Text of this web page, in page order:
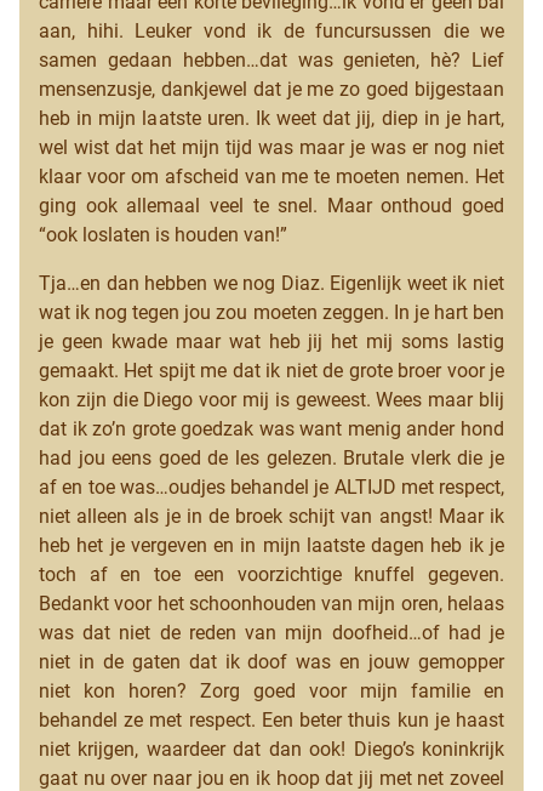
aan, hihi. Leuker vond ik de funcursussen die we
samen gedaan hebben…dat was genieten, hè? Lief
mensenzusje, dankjewel dat je me zo goed bijgestaan
heb in mijn laatste uren. Ik weet dat jij, diep in je hart,
wel wist dat het mijn tijd was maar je was er nog niet
klaar voor om afscheid van me te moeten nemen. Het
ging ook allemaal veel te snel. Maar onthoud goed
“ook loslaten is houden van!”
Tja…en dan hebben we nog Diaz. Eigenlijk weet ik niet
wat ik nog tegen jou zou moeten zeggen. In je hart ben
je geen kwade maar wat heb jij het mij soms lastig
gemaakt. Het spijt me dat ik niet de grote broer voor je
kon zijn die Diego voor mij is geweest. Wees maar blij
dat ik zo’n grote goedzak was want menig ander hond
had jou eens goed de les gelezen. Brutale vlerk die je
af en toe was…oudjes behandel je ALTIJD met respect,
niet alleen als je in de broek schijt van angst! Maar ik
heb het je vergeven en in mijn laatste dagen heb ik je
toch af en toe een voorzichtige knuffel gegeven.
Bedankt voor het schoonhouden van mijn oren, helaas
was dat niet de reden van mijn doofheid…of had je
niet in de gaten dat ik doof was en jouw gemopper
niet kon horen? Zorg goed voor mijn familie en
behandel ze met respect. Een beter thuis kun je haast
niet krijgen, waardeer dat dan ook! Diego’s koninkrijk
gaat nu over naar jou en ik hoop dat jij met net zoveel